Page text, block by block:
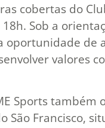
cobertas do
Sob a
oportunidade
valores
Sports também
São Francisco,